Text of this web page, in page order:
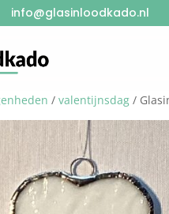
info@glasinloodkado.nl
/ valentijnsdag /